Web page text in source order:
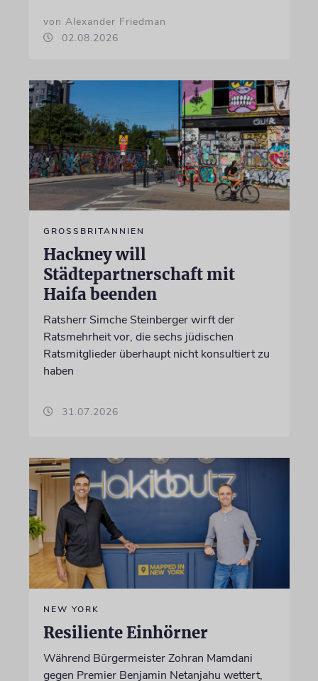
von Alexander Friedman
02.08.2026
GROSSBRITANNIEN
Hackney will
Städtepartnerschaft mit
Haifa beenden
Ratsherr Simche Steinberger wirft der
Ratsmehrheit vor, die sechs jüdischen
Ratsmitglieder überhaupt nicht konsultiert zu
haben
31.07.2026
NEW YORK
Resiliente Einhörner
Während Bürgermeister Zohran Mamdani
gegen Premier Benjamin Netanjahu wettert,